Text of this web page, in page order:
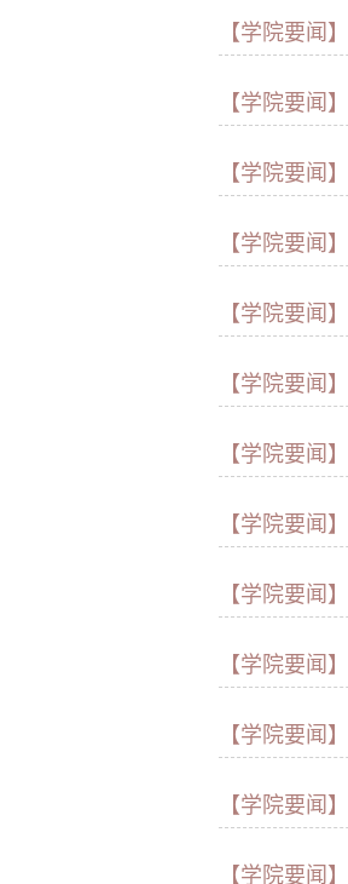
【学院要闻】
【学院要闻】
【学院要闻】
【学院要闻】
【学院要闻】
【学院要闻】
【学院要闻】
【学院要闻】
【学院要闻】
【学院要闻】
【学院要闻】
【学院要闻】
【学院要闻】